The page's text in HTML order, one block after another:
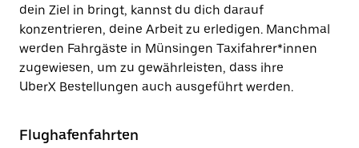
dein Ziel in bringt, kannst du dich darauf
konzentrieren, deine Arbeit zu erledigen. Manchmal
werden Fahrgäste in Münsingen Taxifahrer*innen
zugewiesen, um zu gewährleisten, dass ihre
UberX Bestellungen auch ausgeführt werden.
Flughafenfahrten